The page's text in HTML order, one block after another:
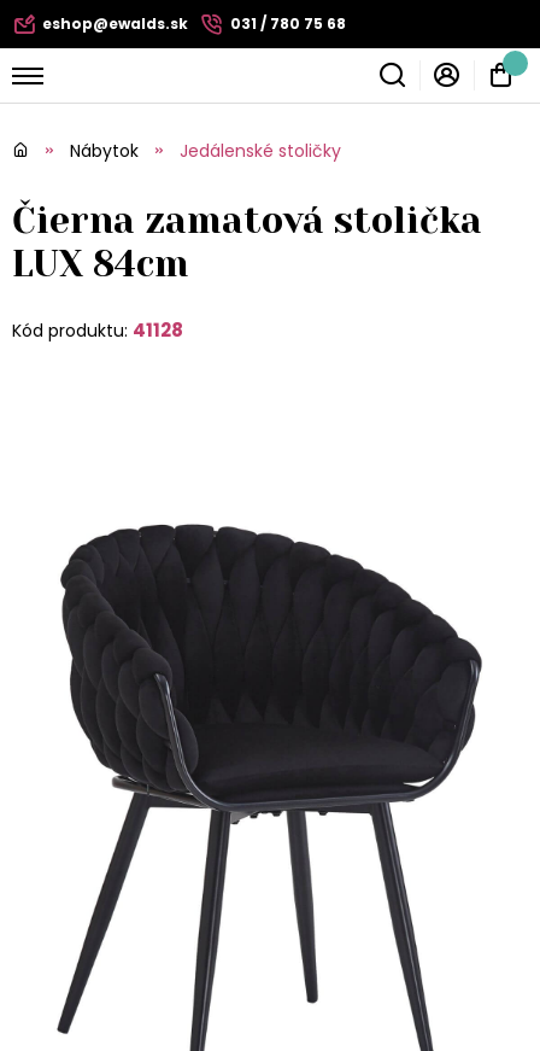
eshop@ewalds.sk 031 / 780 75 68
Nábytok Jedálenské stoličky
Čierna zamatová stolička
LUX 84cm
Kód produktu: 41128